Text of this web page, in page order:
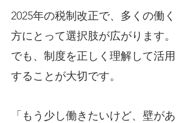
2025年の税制改正で、多くの働く
方にとって選択肢が広がります。
でも、制度を正しく理解して活用
することが大切です。
「もう少し働きたいけど、壁があ